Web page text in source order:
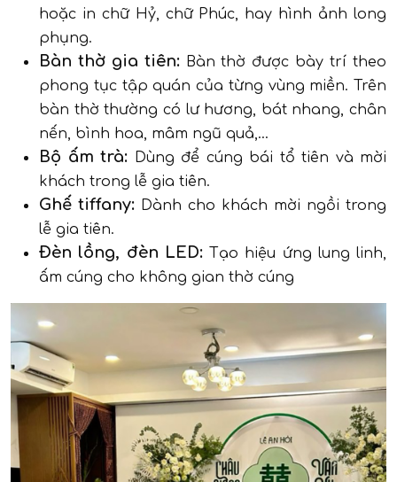
hoặc in chữ Hỷ, chữ Phúc, hay hình ảnh long
phụng.
Bàn thờ gia tiên:Bàn thờ được bày trí theo
phong tục tập quán của từng vùng miền. Trên
bàn thờ thường có lư hương, bát nhang, chân
nến, bình hoa, mâm ngũ quả,...
Bộ ấm trà: Dùng để cúng bái tổ tiên và mời
khách trong lễ gia tiên.
Ghế tiffany: Dành cho khách mời ngồi trong
lễ gia tiên.
Đèn lồng, đèn LED:Tạo hiệu ứng lung linh,
ấm cúng cho không gian thờ cúng